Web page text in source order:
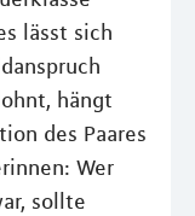
lässt sich
hängt
des Paares
Wer
sollte